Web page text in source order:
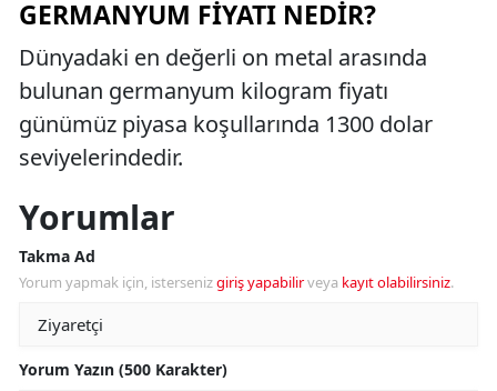
GERMANYUM FIYATI NEDIR?
Dünyadaki en değerli on metal arasında
bulunan germanyum kilogram fiyatı
günümüz piyasa koşullarında 1300 dolar
seviyelerindedir.
Yorumlar
Takma Ad
Yorum yapmak için, istersenizgiriş yapabilirveya kayıt olabilirsiniz.
Yorum Yazın (500 Karakter)